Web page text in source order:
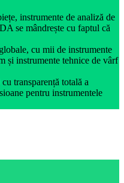
instrumente de analiză de
se mândrește cu faptul că
cu mii de instrumente
și instrumente tehnice de vârf
transparență totală a
pentru instrumentele